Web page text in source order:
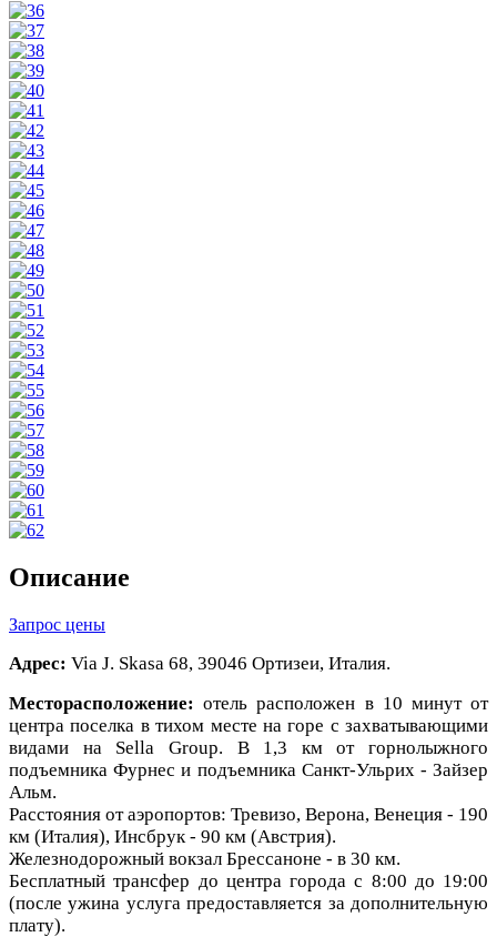
Описание
Запрос цены
Адрес: Via J. Skasa 68, 39046 Ортизеи, Италия.
Месторасположение: отель расположен в 10 минут от
центра поселка в тихом месте на горе с захватывающими
видами на Sella Group. В 1,3 км от горнолыжного
подъемника Фурнес и подъемника Санкт-Ульрих - Зайзер
Альм.
Расстояния от аэропортов: Тревизо, Верона, Венеция - 190
км (Италия), Инсбрук - 90 км (Австрия).
Железнодорожный вокзал Брессаноне - в 30 км.
Бесплатный трансфер до центра города с 8:00 до 19:00
(после ужина услуга предоставляется за дополнительную
плату).